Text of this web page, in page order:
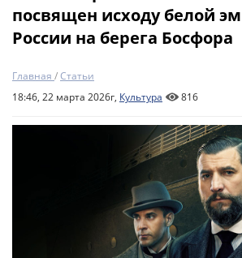
посвящен исходу белой
России на берега Босфора
Главная /Статьи
18:46, 22 марта 2026г, Культура 816